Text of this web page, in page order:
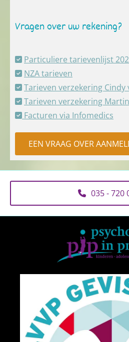
Vragen over uw rekening?
 Particuliere tarievenlijst
 NZA tarieven
 Tarieven verzekering Cindy
 Tarieven verzekering
 Facturen via Infomedics
EEN VRAAG OVER
035 - 720